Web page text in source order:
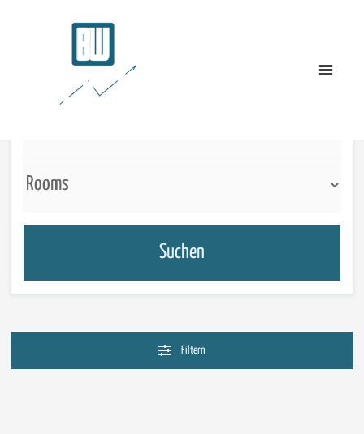
Suchen
Filtern